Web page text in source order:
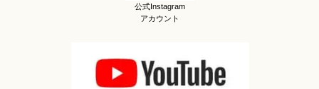
公式Instagram
アカウント